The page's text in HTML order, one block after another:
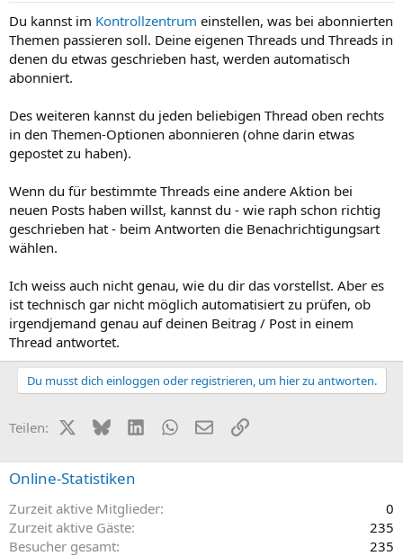
Du kannst im Kontrollzentrum einstellen, was bei abonnierten
Themen passieren soll. Deine eigenen Threads und Threads in
denen du etwas geschrieben hast, werden automatisch
abonniert.
Des weiteren kannst du jeden beliebigen Thread oben rechts
in den Themen-Optionen abonnieren (ohne darin etwas
gepostet zu haben).
Wenn du für bestimmte Threads eine andere Aktion bei
neuen Posts haben willst, kannst du - wie raph schon richtig
geschrieben hat - beim Antworten die Benachrichtigungsart
wählen.
Ich weiss auch nicht genau, wie du dir das vorstellst. Aber es
ist technisch gar nicht möglich automatisiert zu prüfen, ob
irgendjemand genau auf deinen Beitrag / Post in einem
Thread antwortet.
Du musst dich einloggen oder registrieren, um hier zu antworten.
Teilen: X (Twitter)
BlueskyLinkedInWhatsApp
E-MailLink
Online-Statistiken
Zurzeit aktive Mitglieder
0
Zurzeit aktive Gäste
235
Besucher gesamt
235